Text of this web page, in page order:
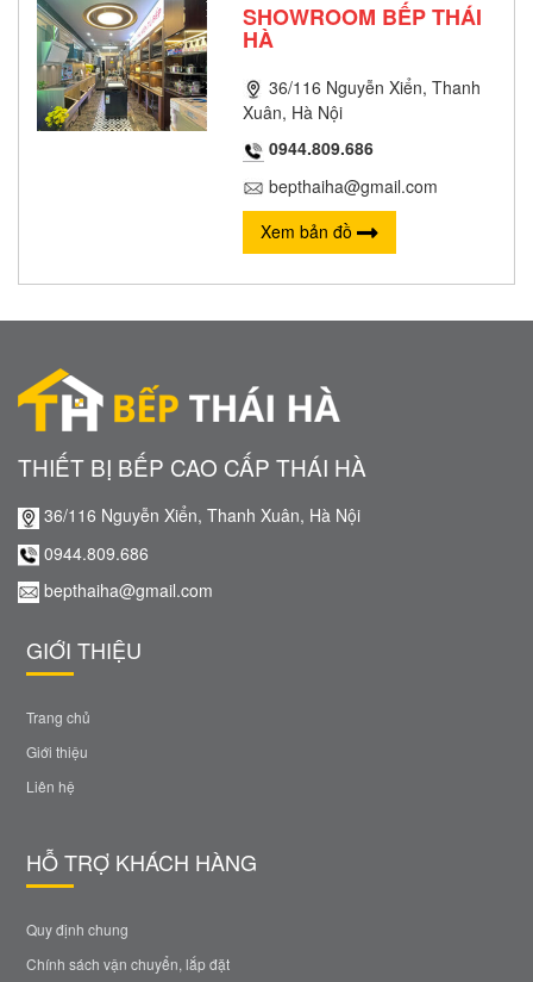
SHOWROOM BẾP THÁI
HÀ
36/116 Nguyễn Xiển, Thanh
Xuân, Hà Nội
0944.809.686
bepthaiha@gmail.com
Xem bản đồ
THIẾT BỊ BẾP CAO CẤP THÁI HÀ
36/116 Nguyễn Xiển, Thanh Xuân, Hà Nội
0944.809.686
bepthaiha@gmail.com
GIỚI THIỆU
Trang chủ
Giới thiệu
Liên hệ
HỖ TRỢ KHÁCH HÀNG
Quy định chung
Chính sách vận chuyển, lắp đặt